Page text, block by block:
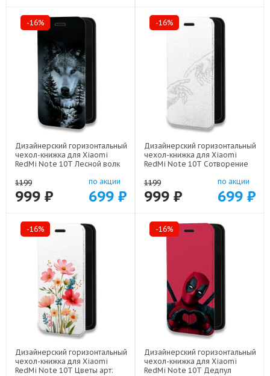
-16%
Дизайнерский горизонтальный
чехол-книжка для Xiaomi
RedMi Note 10T Лесной волк
1199
999 ₽
по акции
699 ₽
-16%
Дизайнерский горизонтальный
чехол-книжка для Xiaomi
RedMi Note 10T Сотворение
1199
999 ₽
по акции
699 ₽
-16%
Дизайнерский горизонтальный
чехол-книжка для Xiaomi
RedMi Note 10T Цветы арт:
-16%
Дизайнерский горизонтальный
чехол-книжка для Xiaomi
RedMi Note 10T Дедпул